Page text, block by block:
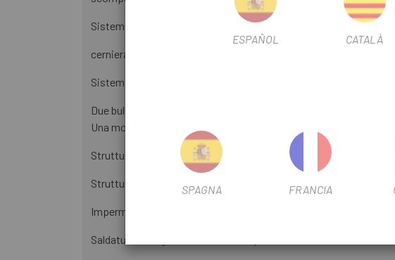
Sistema di chiusura:
cerniera impermeabile
Sistema di fissaggio:
Due bulloni "senza attrezzi" si fissano alle staffe del tubo
Una morbida cinghia in velcro si fissa al volante.
Struttura rinforzata:
Struttura integrata in HDPE
Impermeabilizzazione:
Saldatura delle giunzioni: materiali personalizzati e saldatura a
ESPAÑOL CATALÀ
SPAGNA FRANCIA